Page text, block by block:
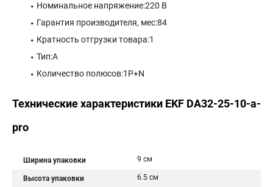
Номинальное напряжение:220 В
Гарантия производителя, мес:84
Кратность отгрузки товара:1
Тип:A
Количество полюсов:1P+N
Технические характеристики EKF DA32-25-10-a-
pro
Ширина упаковки 9 см
Высота упаковки 6.5 см